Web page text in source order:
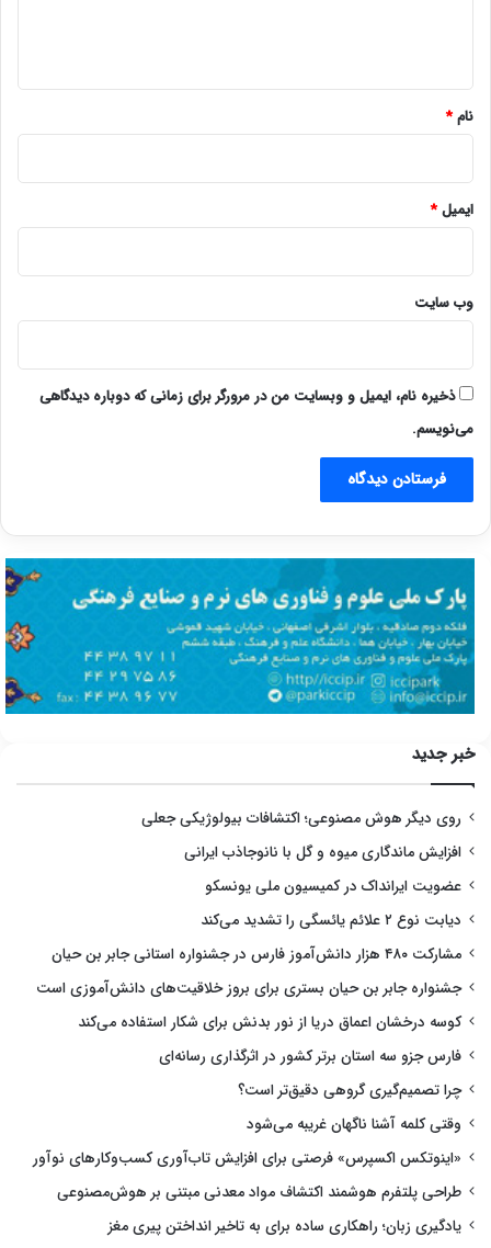
نام*
ایمیل*
وب‌ سایت
ذخیره نام، ایمیل و وبسایت من در مرورگر برای زمانی که دوباره دیدگاهی
می‌نویسم.
خبر جدید
روی دیگر هوش مصنوعی؛ اکتشافات بیولوژیکی جعلی
افزایش ماندگاری میوه و گل با نانوجاذب ایرانی
عضویت ایرانداک در کمیسیون ملی یونسکو
دیابت نوع ۲ علائم یائسگی را تشدید می‌کند
مشارکت ۴۸۰ هزار دانش‌آموز فارس در جشنواره استانی جابر بن حیان
جشنواره جابر بن حیان بستری برای بروز خلاقیت‌های دانش‌آموزی است
کوسه درخشان اعماق دریا از نور بدنش برای شکار استفاده می‌کند
فارس جزو سه استان برتر کشور در اثرگذاری رسانه‌ای
چرا تصمیم‌گیری گروهی دقیق‌تر است؟
وقتی کلمه آشنا ناگهان غریبه می‌شود
«اینوتکس اکسپرس» فرصتی برای افزایش تاب‌آوری کسب‌وکارهای نوآور
طراحی پلتفرم هوشمند اکتشاف مواد معدنی مبتنی بر هوش‌مصنوعی
یادگیری زبان؛ راهکاری ساده برای به تاخیر انداختن پیری مغز